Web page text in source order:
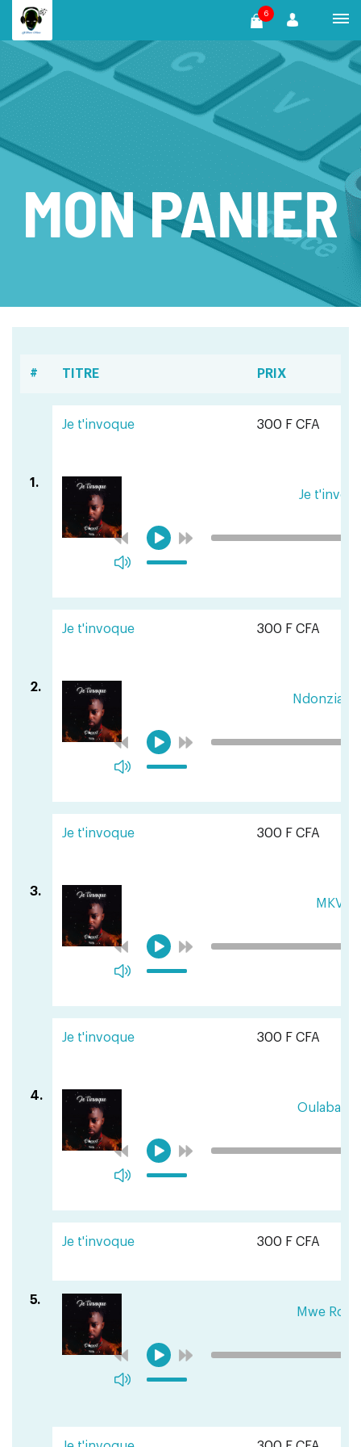
6
MON PANIER
# TITRE PRIX
Je t'invoque 300 F CFA
1.
Je
Je t'invoque 300 F CFA
2.
Ndonzia
Je t'invoque 300 F CFA
3.
MKVM
Je t'invoque 300 F CFA
4.
Je t'invoque 300 F CFA
5.
Mwe